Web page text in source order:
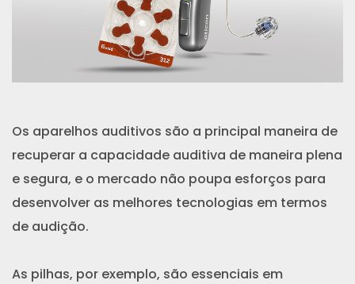
Os aparelhos auditivos são a principal maneira de
recuperar a capacidade auditiva de maneira plena
e segura, e o mercado não poupa esforços para
desenvolver as melhores tecnologias em termos
de audição.
As pilhas, por exemplo, são essenciais em